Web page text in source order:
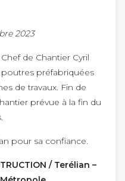
2023
de Chantier Cyril
préfabriquées
de travaux. Fin de
prévue à la fin du
pour sa confiance.
/ Terélian –